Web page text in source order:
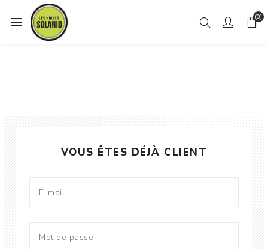
(0)
VOUS ÊTES DÉJÀ CLIENT